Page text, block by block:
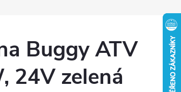
Buggy ATV
24V zelená